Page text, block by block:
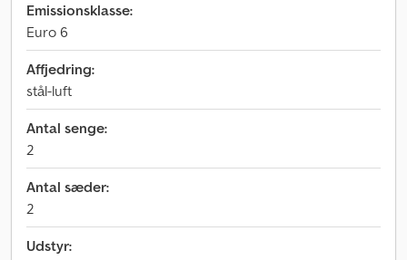
Emissionsklasse:
Euro 6
Affjedring:
stål-luft
Antal senge:
2
Antal sæder:
2
Udstyr: